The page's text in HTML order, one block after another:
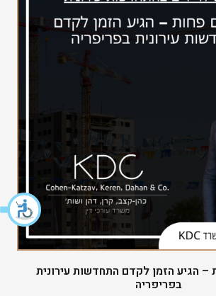
– הגיע הזמן לקדם התחדשות עירונית
בפריפריה